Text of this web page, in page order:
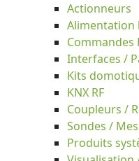
Actionneurs
Alimentation
Commandes
Interfaces /
Kits
KNX RF
Coupleurs /
Sondes /
Produits